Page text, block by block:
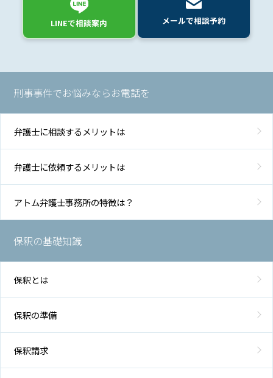
LINEで相談案内 メールで相談予約
刑事事件でお悩みならお電話を
弁護士に相談するメリットは
弁護士に依頼するメリットは
アトム弁護士事務所の特徴は？
保釈の基礎知識
保釈とは
保釈の準備
保釈請求